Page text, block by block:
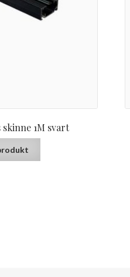
skinne 1M svart